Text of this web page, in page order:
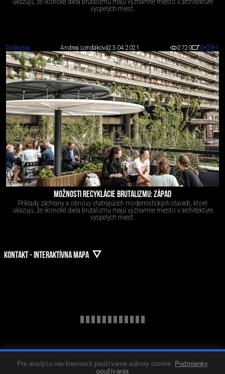
Pre analýzu návštevnosti používame súbory cookie. Podmienky
používania
ukazujú, že ikonické diela brutalizmu majú významne miesto v architektúre
vyspelých miest.
Diskusia Andrea Londáková23.04.2021 2720 0+20-1
MOŽNOSTI RECYKLÁCIE BRUTALIZMU: ZÁPAD
Príklady záchrany a obnovy chátrajúcich modernistických stavieb, ktoré
ukazujú, že ikonické diela brutalizmu majú významne miesto v architektúre
vyspelých miest.
KONTAKT - INTERAKTÍVNA MAPA